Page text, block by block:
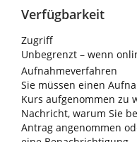
Verfügbarkeit
Zugriff
Unbegrenzt – wenn
Aufnahmeverfahren
Sie müssen einen
Kurs aufgenommen zu
Nachricht, warum Sie
Antrag angenommen